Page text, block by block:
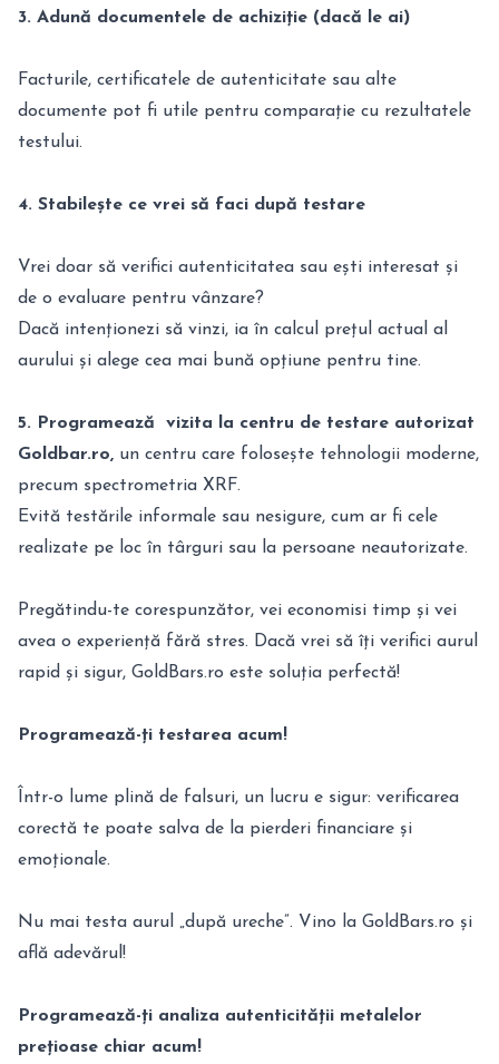
3. Adună documentele de achiziție (dacă le ai)
Facturile, certificatele de autenticitate sau alte
documente pot fi utile pentru comparație cu rezultatele
testului.
4. Stabilește ce vrei să faci după testare
Vrei doar să verifici autenticitatea sau ești interesat și
de o evaluare pentru vânzare?
Dacă intenționezi să vinzi, ia în calcul prețul actual al
aurului și alege cea mai bună opțiune pentru tine.
5. Programează vizita la centru de testare autorizat
Goldbar.ro, un centru care folosește tehnologii moderne,
precum spectrometria XRF.
Evită testările informale sau nesigure, cum ar fi cele
realizate pe loc în târguri sau la persoane neautorizate.
Pregătindu-te corespunzător, vei economisi timp și vei
avea o experiență fără stres. Dacă vrei să îți verifici aurul
rapid și sigur, GoldBars.ro este soluția perfectă!
Programează-ți testarea acum!
Într-o lume plină de falsuri, un lucru e sigur: verificarea
corectă te poate salva de la pierderi financiare și
emoționale.
Nu mai testa aurul „după ureche”. Vino la GoldBars.ro și
află adevărul!
Programează-ți analiza autenticității metalelor
prețioase chiar acum!